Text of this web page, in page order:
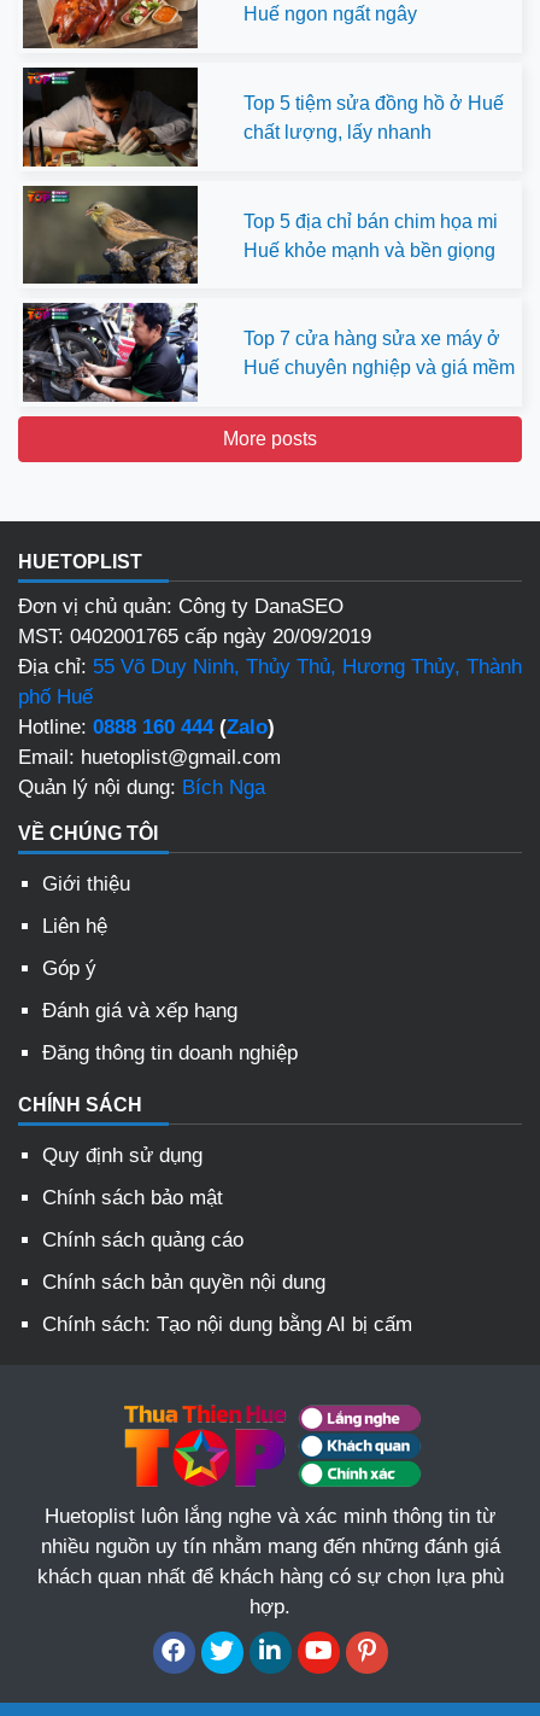
Huế ngon ngất ngây
Top 5 tiệm sửa đồng hồ ở Huế
chất lượng, lấy nhanh
Top 5 địa chỉ bán chim họa mi
Huế khỏe mạnh và bền giọng
Top 7 cửa hàng sửa xe máy ở
Huế chuyên nghiệp và giá mềm
More posts
HUETOPLIST
Đơn vị chủ quản: Công ty DanaSEO
MST: 0402001765 cấp ngày 20/09/2019
Địa chỉ: 55 Võ Duy Ninh, Thủy Thủ, Hương Thủy, Thành
phố Huế
Hotline: 0888 160 444(Zalo)
Email: huetoplist@gmail.com
Quản lý nội dung: Bích Nga
VỀ CHÚNG TÔI
Giới thiệu
Liên hệ
Góp ý
Đánh giá và xếp hạng
Đăng thông tin doanh nghiệp
CHÍNH SÁCH
Quy định sử dụng
Chính sách bảo mật
Chính sách quảng cáo
Chính sách bản quyền nội dung
Chính sách: Tạo nội dung bằng AI bị cấm
Huetoplist luôn lắng nghe và xác minh thông tin từ
nhiều nguồn uy tín nhằm mang đến những đánh giá
khách quan nhất để khách hàng có sự chọn lựa phù
hợp.